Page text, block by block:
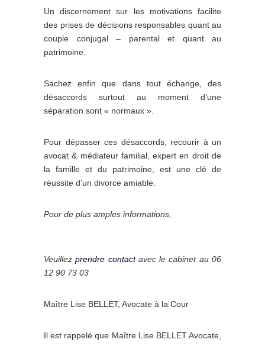
Un discernement sur les motivations facilite
des prises de décisions responsables quant au
couple conjugal – parental et quant au
patrimoine.
Sachez enfin que dans tout échange, des
désaccords surtout au moment d’une
séparation sont « normaux ».
Pour dépasser ces désaccords, recourir à un
avocat & médiateur familial, expert en droit de
la famille et du patrimoine, est une clé de
réussite d’un divorce amiable.
Pour de plus amples informations,
Veuillezprendre contactavec le cabinet au 06
12 90 73 03
Maître Lise BELLET, Avocate à la Cour
Il est rappelé que Maître Lise BELLET Avocate,